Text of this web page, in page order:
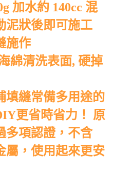
加水約 140cc 混
泥狀後即可施工
施作
綿清洗表面, 硬掉
填縫常備多用途的
更省時省力！ 原
多項認證，不含
屬，使用起來更安